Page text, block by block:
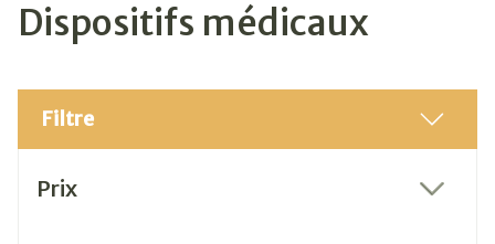
Dispositifs médicaux
Filtre
Prix